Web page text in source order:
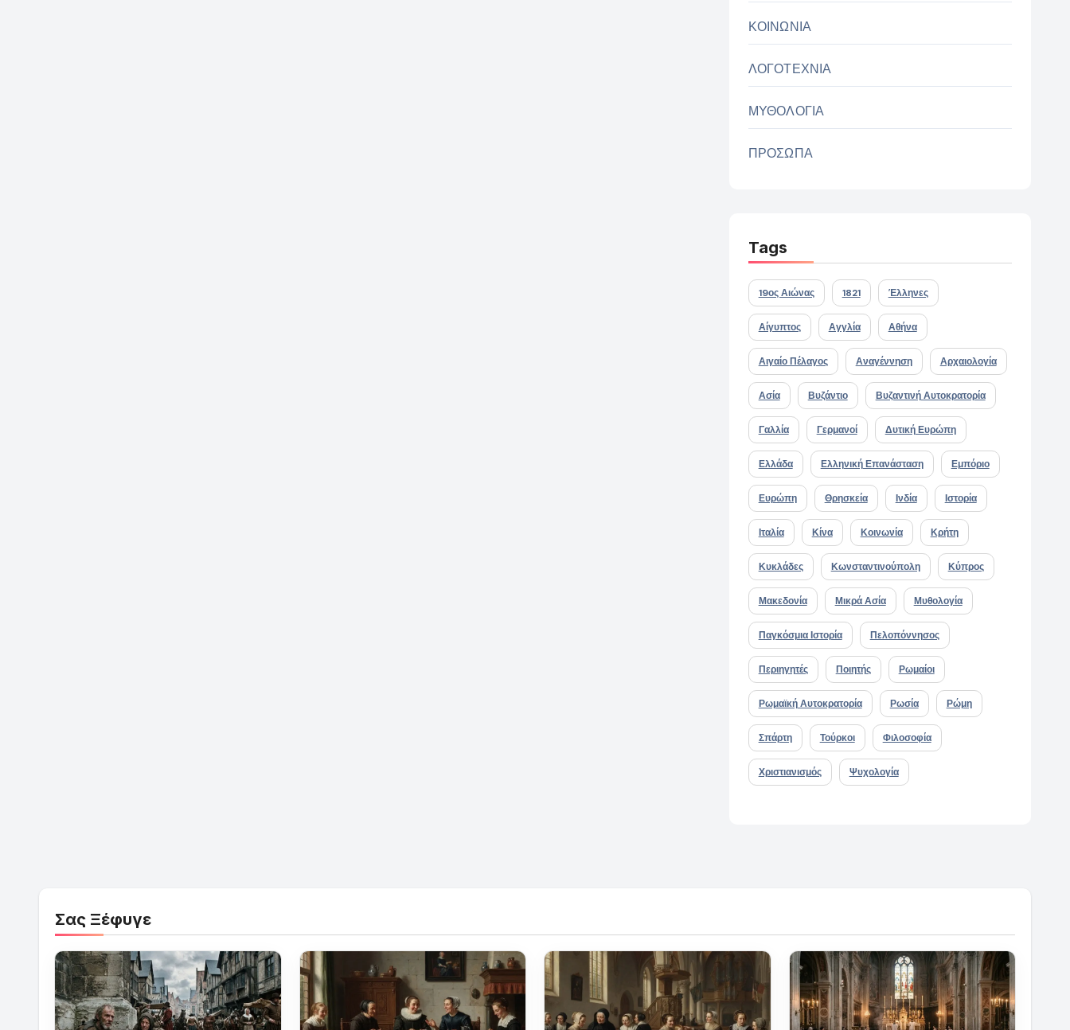
ΚΟΙΝΩΝΙΑ
ΛΟΓΟΤΕΧΝΙΑ
ΜΥΘΟΛΟΓΙΑ
ΠΡΟΣΩΠΑ
Tags
19ος Αιώνας 1821 Έλληνες
Αίγυπτος Αγγλία Αθήνα
Αιγαίο Πέλαγος Αναγέννηση Αρχαιολογία
Ασία Βυζάντιο Βυζαντινή Αυτοκρατορία
Γαλλία Γερμανοί Δυτική Ευρώπη
Ελλάδα Ελληνική Επανάσταση Εμπόριο
Ευρώπη Θρησκεία Ινδία Ιστορία
Ιταλία Κίνα Κοινωνία Κρήτη
Κυκλάδες Κωνσταντινούπολη Κύπρος
Μακεδονία Μικρά Ασία Μυθολογία
Παγκόσμια Ιστορία Πελοπόννησος
Περιηγητές Ποιητής Ρωμαίοι
Ρωμαϊκή Αυτοκρατορία Ρωσία Ρώμη
Σπάρτη Τούρκοι Φιλοσοφία
Χριστιανισμός Ψυχολογία
Σας Ξέφυγε